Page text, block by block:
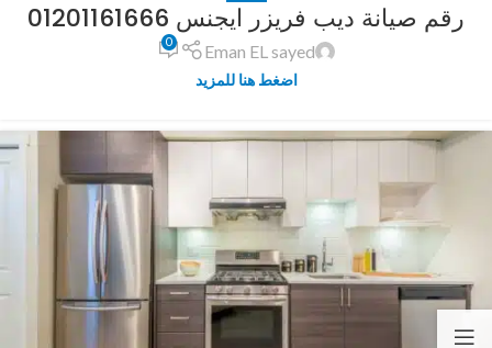
رقم صيانة ديب فريزر ايجنس 01201161666
Eman EL sayed
0
اضغط هنا للمزيد